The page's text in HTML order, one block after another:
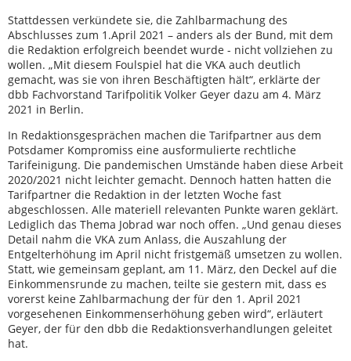
Stattdessen verkündete sie, die Zahlbarmachung des
Abschlusses zum 1.April 2021 – anders als der Bund, mit dem
die Redaktion erfolgreich beendet wurde - nicht vollziehen zu
wollen. „Mit diesem Foulspiel hat die VKA auch deutlich
gemacht, was sie von ihren Beschäftigten hält“, erklärte der
dbb Fachvorstand Tarifpolitik Volker Geyer dazu am 4. März
2021 in Berlin.
In Redaktionsgesprächen machen die Tarifpartner aus dem
Potsdamer Kompromiss eine ausformulierte rechtliche
Tarifeinigung. Die pandemischen Umstände haben diese Arbeit
2020/2021 nicht leichter gemacht. Dennoch hatten hatten die
Tarifpartner die Redaktion in der letzten Woche fast
abgeschlossen. Alle materiell relevanten Punkte waren geklärt.
Lediglich das Thema Jobrad war noch offen. „Und genau dieses
Detail nahm die VKA zum Anlass, die Auszahlung der
Entgelterhöhung im April nicht fristgemäß umsetzen zu wollen.
Statt, wie gemeinsam geplant, am 11. März, den Deckel auf die
Einkommensrunde zu machen, teilte sie gestern mit, dass es
vorerst keine Zahlbarmachung der für den 1. April 2021
vorgesehenen Einkommenserhöhung geben wird“, erläutert
Geyer, der für den dbb die Redaktionsverhandlungen geleitet
hat.